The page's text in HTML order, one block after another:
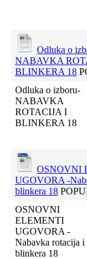
Odluka o
NABAVKA
BLINKERA 18
Odluka o izboru-
NABAVKA
ROTACIJA I
BLINKERA 18
OSNOVNI
UGOVORA -
blinkera 18
OSNOVNI
ELEMENTI
UGOVORA -
Nabavka rotacija i
blinkera 18